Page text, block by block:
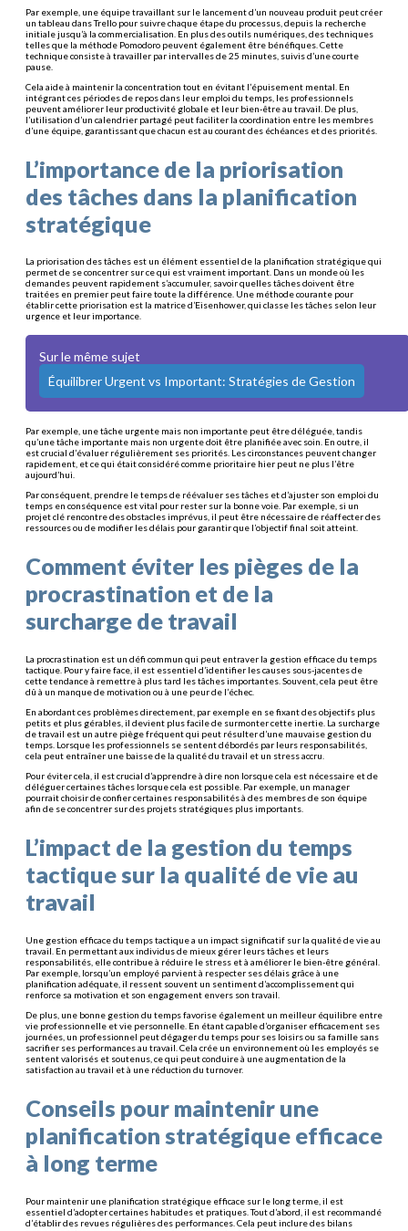
Par exemple, une équipe travaillant sur le lancement d’un nouveau produit peut créer
un tableau dans Trello pour suivre chaque étape du processus, depuis la recherche
initiale jusqu’à la commercialisation. En plus des outils numériques, des techniques
telles que la méthode Pomodoro peuvent également être bénéfiques. Cette
technique consiste à travailler par intervalles de 25 minutes, suivis d’une courte
pause.
Cela aide à maintenir la concentration tout en évitant l’épuisement mental. En
intégrant ces périodes de repos dans leur emploi du temps, les professionnels
peuvent améliorer leur productivité globale et leur bien-être au travail. De plus,
l’utilisation d’un calendrier partagé peut faciliter la coordination entre les membres
d’une équipe, garantissant que chacun est au courant des échéances et des priorités.
L’importance de la priorisation
des tâches dans la planification
stratégique
La priorisation des tâches est un élément essentiel de la planification stratégique qui
permet de se concentrer sur ce qui est vraiment important. Dans un monde où les
demandes peuvent rapidement s’accumuler, savoir quelles tâches doivent être
traitées en premier peut faire toute la différence. Une méthode courante pour
établir cette priorisation est la matrice d’Eisenhower, qui classe les tâches selon leur
urgence et leur importance.
Sur le même sujet
Équilibrer Urgent vs Important: Stratégies de Gestion
Par exemple, une tâche urgente mais non importante peut être déléguée, tandis
qu’une tâche importante mais non urgente doit être planifiée avec soin. En outre, il
est crucial d’évaluer régulièrement ses priorités. Les circonstances peuvent changer
rapidement, et ce qui était considéré comme prioritaire hier peut ne plus l’être
aujourd’hui.
Par conséquent, prendre le temps de réévaluer ses tâches et d’ajuster son emploi du
temps en conséquence est vital pour rester sur la bonne voie. Par exemple, si un
projet clé rencontre des obstacles imprévus, il peut être nécessaire de réaffecter des
ressources ou de modifier les délais pour garantir que l’objectif final soit atteint.
Comment éviter les pièges de la
procrastination et de la
surcharge de travail
La procrastination est un défi commun qui peut entraver la gestion efficace du temps
tactique. Pour y faire face, il est essentiel d’identifier les causes sous-jacentes de
cette tendance à remettre à plus tard les tâches importantes. Souvent, cela peut être
dû à un manque de motivation ou à une peur de l’échec.
En abordant ces problèmes directement, par exemple en se fixant des objectifs plus
petits et plus gérables, il devient plus facile de surmonter cette inertie. La surcharge
de travail est un autre piège fréquent qui peut résulter d’une mauvaise gestion du
temps. Lorsque les professionnels se sentent débordés par leurs responsabilités,
cela peut entraîner une baisse de la qualité du travail et un stress accru.
Pour éviter cela, il est crucial d’apprendre à dire non lorsque cela est nécessaire et de
déléguer certaines tâches lorsque cela est possible. Par exemple, un manager
pourrait choisir de confier certaines responsabilités à des membres de son équipe
afin de se concentrer sur des projets stratégiques plus importants.
L’impact de la gestion du temps
tactique sur la qualité de vie au
travail
Une gestion efficace du temps tactique a un impact significatif sur la qualité de vie au
travail. En permettant aux individus de mieux gérer leurs tâches et leurs
responsabilités, elle contribue à réduire le stress et à améliorer le bien-être général.
Par exemple, lorsqu’un employé parvient à respecter ses délais grâce à une
planification adéquate, il ressent souvent un sentiment d’accomplissement qui
renforce sa motivation et son engagement envers son travail.
De plus, une bonne gestion du temps favorise également un meilleur équilibre entre
vie professionnelle et vie personnelle. En étant capable d’organiser efficacement ses
journées, un professionnel peut dégager du temps pour ses loisirs ou sa famille sans
sacrifier ses performances au travail. Cela crée un environnement où les employés se
sentent valorisés et soutenus, ce qui peut conduire à une augmentation de la
satisfaction au travail et à une réduction du turnover.
Conseils pour maintenir une
planification stratégique efficace
à long terme
Pour maintenir une planification stratégique efficace sur le long terme, il est
essentiel d’adopter certaines habitudes et pratiques. Tout d’abord, il est recommandé
d’établir des revues régulières des performances. Cela peut inclure des bilans